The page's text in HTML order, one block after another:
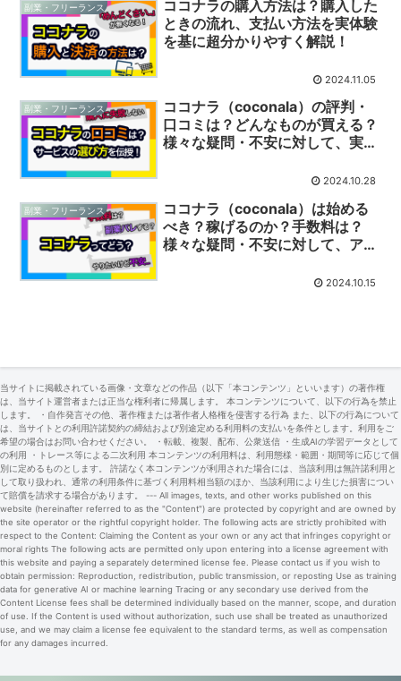
副業・フリーランス
ココナラの購入方法は？購入した
ときの流れ、支払い方法を実体験
を基に超分かりやすく解説！
2024.11.05
副業・フリーランス
ココナラ（coconala）の評判・
口コミは？どんなものが買える？
様々な疑問・不安に対して、実際
2024.10.28
副業・フリーランス
ココナラ（coconala）は始める
べき？稼げるのか？手数料は？
様々な疑問・不安に対して、アン
2024.10.15
当サイトに掲載されている画像・文章などの作品（以下「本コンテンツ」といいます）の著作権
は、当サイト運営者または正当な権利者に帰属します。 本コンテンツについて、以下の行為を禁止
します。 ・自作発言その他、著作権または著作者人格権を侵害する行為 また、以下の行為について
は、当サイトとの利用許諾契約の締結および別途定める利用料の支払いを条件とします。利用をご
希望の場合はお問い合わせください。 ・転載、複製、配布、公衆送信 ・生成AIの学習データとして
の利用 ・トレース等による二次利用 本コンテンツの利用料は、利用態様・範囲・期間等に応じて個
別に定めるものとします。 許諾なく本コンテンツが利用された場合には、当該利用は無許諾利用と
して取り扱われ、通常の利用条件に基づく利用料相当額のほか、当該利用により生じた損害につい
て賠償を請求する場合があります。 --- All images, texts, and other works published on this
website (hereinafter referred to as the "Content") are protected by copyright and are owned by
the site operator or the rightful copyright holder. The following acts are strictly prohibited with
respect to the Content: Claiming the Content as your own or any act that infringes copyright or
moral rights The following acts are permitted only upon entering into a license agreement with
this website and paying a separately determined license fee. Please contact us if you wish to
obtain permission: Reproduction, redistribution, public transmission, or reposting Use as training
data for generative AI or machine learning Tracing or any secondary use derived from the
Content License fees shall be determined individually based on the manner, scope, and duration
of use. If the Content is used without authorization, such use shall be treated as unauthorized
use, and we may claim a license fee equivalent to the standard terms, as well as compensation
for any damages incurred.